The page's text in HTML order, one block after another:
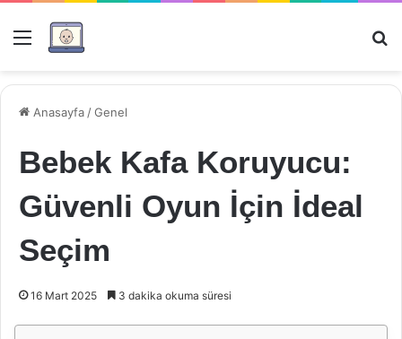
Menü
Anasayfa /Genel
Bebek Kafa Koruyucu:
Güvenli Oyun İçin İdeal
Seçim
16 Mart 2025 3 dakika okuma süresi